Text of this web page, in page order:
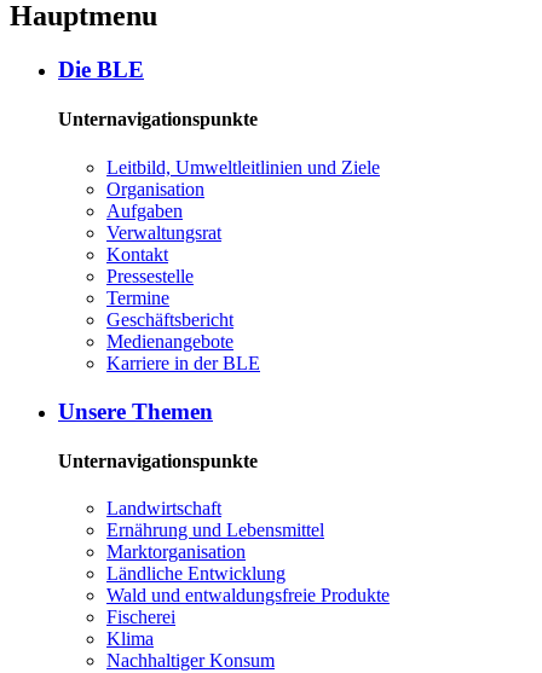
Hauptmenu
Die BLE
Unternavigationspunkte
Leit­bild, Um­welt­leit­li­ni­en und Zie­le
Or­ga­ni­sa­ti­on
Auf­ga­ben
Ver­wal­tungs­rat
Kon­takt
Pres­se­stel­le
Ter­mi­ne
Ge­schäfts­be­richt
Me­di­en­an­ge­bo­te
Kar­rie­re in der BLE
Un­se­re The­men
Unternavigationspunkte
Land­wirt­schaft
Er­näh­rung und Le­bens­mit­tel
Markt­or­ga­ni­sa­ti­on
Länd­li­che Ent­wick­lung
Wald und ent­wal­dungs­freie Pro­duk­te
Fi­sche­rei
Kli­ma
Nach­hal­ti­ger Kon­sum